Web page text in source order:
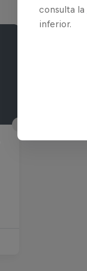
consulta la
inferior.